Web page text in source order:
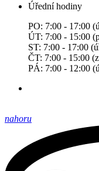
Úřední hodiny
PO: 7:00 - 17:00
ÚT: 7:00 - 15:00
ST: 7:00 - 17:00
ČT: 7:00 - 15:00
PÁ: 7:00 - 12:00
nahoru